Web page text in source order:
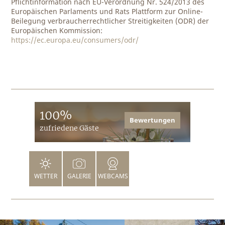
Europäischen Parlaments und Rats Plattform zur Online-
Beilegung verbraucherrechtlicher Streitigkeiten (ODR) der
Europäischen Kommission:
https://ec.europa.eu/consumers/odr/
100%
zufriedene Gäste
Bewertungen
WETTER GALERIE WEBCAMS